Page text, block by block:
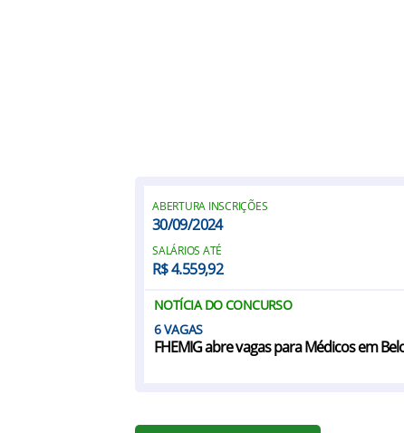
ABERTURA INSCRIÇÕES
30/09/2024
SALÁRIOS ATÉ
R$ 4.559,92
NOTÍCIA DO CONCURSO
6
FHEMIG abre vagas para Médicos em